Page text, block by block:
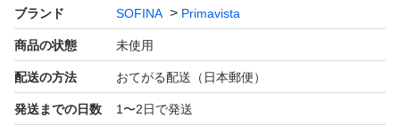
たします。匿名配送、追跡ありで安心です♪
ポスト投函のため時間指定はできません。
新品未開封ですが自宅保管品です。ご理解の上ご購入くだ
ブランド SOFINA Primavista
商品の状態 未使用
配送の方法 おてがる配送（日本郵便）
発送までの日数 1〜2日で発送